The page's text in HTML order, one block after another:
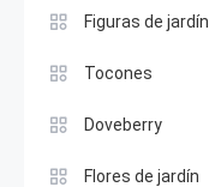
Figuras de jardín
Tocones
Doveberry
Flores de jardín